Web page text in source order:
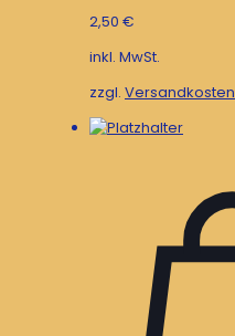
2,50 €
inkl. MwSt.
zzgl. Versandkosten